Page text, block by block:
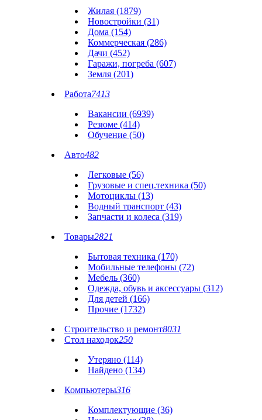
Жилая (1879)
Новостройки (31)
Дома (154)
Коммерческая (286)
Дачи (452)
Гаражи, погреба (607)
Земля (201)
Работа7413
Вакансии (6939)
Резюме (414)
Обучение (50)
Авто482
Легковые (56)
Грузовые и спец.техника (50)
Мотоциклы (13)
Водный транспорт (43)
Запчасти и колеса (319)
Товары2821
Бытовая техника (170)
Мобильные телефоны (72)
Мебель (360)
Одежда, обувь и аксессуары (312)
Для детей (166)
Прочие (1732)
Строительство и ремонт8031
Стол находок250
Утеряно (114)
Найдено (134)
Компьютеры316
Комплектующие (36)